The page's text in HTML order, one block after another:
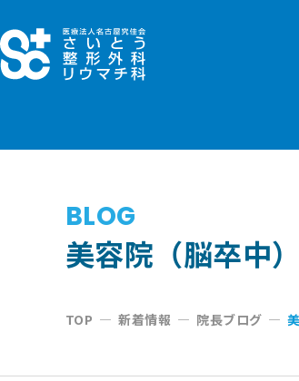
ン
テ
へ
BLOG
美容院（脳卒中
TOP —新着情報 — 院長ブログ —